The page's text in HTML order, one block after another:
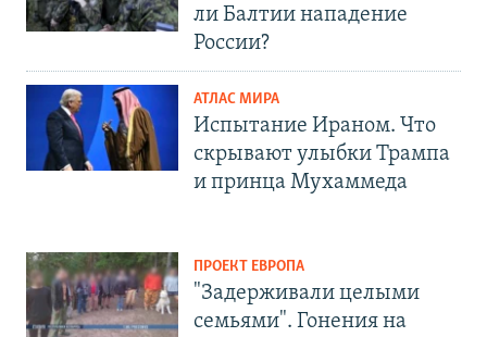
ли Балтии нападение
России?
АТЛАС МИРА
Испытание Ираном. Что
скрывают улыбки Трампа
и принца Мухаммеда
ПРОЕКТ ЕВРОПА
"Задерживали целыми
семьями". Гонения на